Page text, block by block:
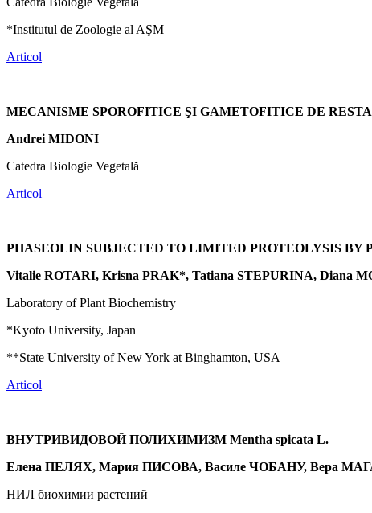
*Institutul de Zoologie al AŞM
Articol
MECANISME SPOROFITICE ŞI GAMETOFITICE DE
Andrei MIDONI
Catedra Biologie Vegetală
Articol
PHASEOLIN SUBJECTED TO LIMITED PROTEOLYSIS
Vitalie ROTARI, Krisna PRAK*, Tatiana STEPURINA, Diana
Laboratory of Plant Biochemistry
*Kyoto University, Japan
**State University of New York at Binghamton, USA
Articol
ВНУТРИВИДОВОЙ ПОЛИХИМИЗМ Mentha spicata L.
Елена ПЕЛЯХ, Мария ПИСОВА, Василе ЧОБАНУ, Вера
НИЛ биохимии растений